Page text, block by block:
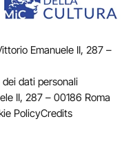
Emanuele II, 287 –
dati personali
II, 287 – 00186 Roma
PolicyCredits